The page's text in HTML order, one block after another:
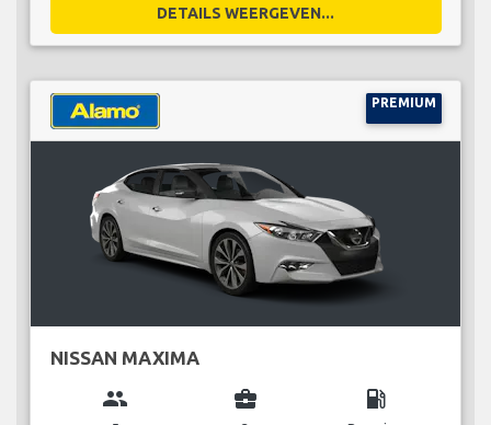
DETAILS WEERGEVEN...
PREMIUM
NISSAN MAXIMA
group business_center local_gas_station